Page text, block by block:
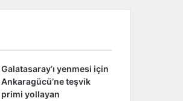
Galatasaray’ı yenmesi için
Ankaragücü’ne teşvik
primi yollayan